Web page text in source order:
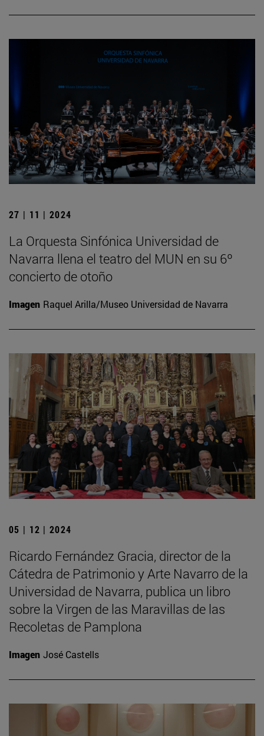
27 | 11 | 2024
La Orquesta Sinfónica Universidad de
Navarra llena el teatro del MUN en su 6º
concierto de otoño
Imagen Raquel Arilla/Museo Universidad de Navarra
05 | 12 | 2024
Ricardo Fernández Gracia, director de la
Cátedra de Patrimonio y Arte Navarro de la
Universidad de Navarra, publica un libro
sobre la Virgen de las Maravillas de las
Recoletas de Pamplona
Imagen José Castells